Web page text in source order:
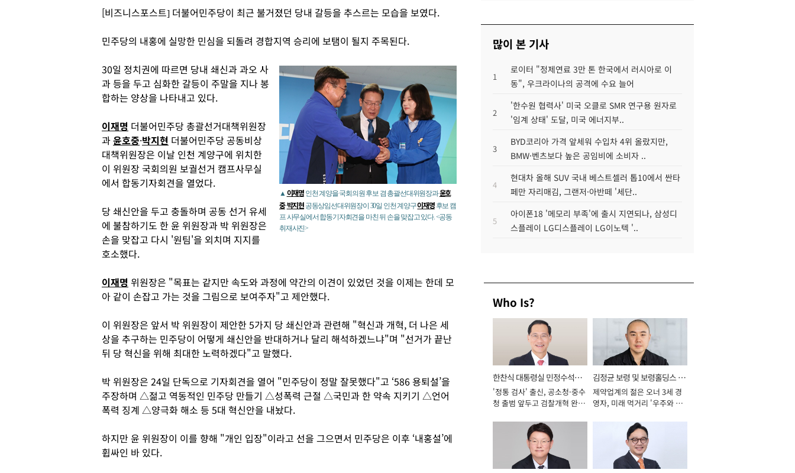
[비즈니스포스트] 더불어민주당이 최근 불거졌던 당내 갈등을 추스르는 모습을 보였다.
민주당의 내홍에 실망한 민심을 되돌려 경합지역 승리에 보탬이 될지 주목된다.
▲ 이재명 인천 계양을 국회의원 후보 겸 총괄선대위원장과윤호
중·박지현 공동상임선대위원장이 30일 인천 계양구이재명후보 캠
프 사무실에서 합동기자회견을 마친 뒤 손을 맞잡고 있다. <공동
취재사진>
30일 정치권에 따르면 당내 쇄신과 과오 사
과 등을 두고 심화한 갈등이 주말을 지나 봉
합하는 양상을 나타내고 있다.
이재명 더불어민주당 총괄선거대책위원장
과윤호중·박지현 더불어민주당 공동비상
대책위원장은 이날 인천 계양구에 위치한
이 위원장 국회의원 보궐선거 캠프사무실
에서 합동기자회견을 열었다.
당 쇄신안을 두고 충돌하며 공동 선거 유세
에 불참하기도 한 윤 위원장과 박 위원장은
손을 맞잡고 다시 '원팀'을 외치며 지지를
호소했다.
이재명 위원장은 "목표는 같지만 속도와 과정에 약간의 이견이 있었던 것을 이제는 한데 모
아 같이 손잡고 가는 것을 그림으로 보여주자"고 제안했다.
이 위원장은 앞서 박 위원장이 제안한 5가지 당 쇄신안과 관련해 "혁신과 개혁, 더 나은 세
상을 추구하는 민주당이 어떻게 쇄신안을 반대하거나 달리 해석하겠느냐"며 "선거가 끝난
뒤 당 혁신을 위해 최대한 노력하겠다"고 말했다.
박 위원장은 24일 단독으로 기자회견을 열어 "민주당이 정말 잘못했다"고 ‘586 용퇴설’을
주장하며 △젊고 역동적인 민주당 만들기 △성폭력 근절 △국민과 한 약속 지키기 △언어
폭력 징계 △양극화 해소 등 5대 혁신안을 내놨다.
하지만 윤 위원장이 이를 향해 "개인 입장"이라고 선을 그으면서 민주당은 이후 ‘내홍설’에
휩싸인 바 있다.
많이 본 기사
1
로이터 "정제연료 3만 톤 한국에서 러시아로 이
동", 우크라이나의 공격에 수요 늘어
2
'한수원 협력사' 미국 오클로 SMR 연구용 원자로
'임계 상태' 도달, 미국 에너지부..
3
BYD코리아 가격 앞세워 수입차 4위 올랐지만,
BMW·벤츠보다 높은 공임비에 소비자 ..
4
현대차 올해 SUV 국내 베스트셀러 톱10에서 싼타
페만 자리매김, 그랜저·아반떼 '세단..
5
아이폰18 '메모리 부족'에 출시 지연되나, 삼성디
스플레이 LG디스플레이 LG이노텍 '..
Who Is?
한찬식 대통령실 민정수석비
서관
'정통 검사' 출신, 공소청·중수
청 출범 앞두고 검찰개혁 완수
김정균 보령 및 보령홀딩스 대
표이사 사장
제약업계의 젊은 오너 3세 경
영자, 미래 먹거리 '우주와 헬